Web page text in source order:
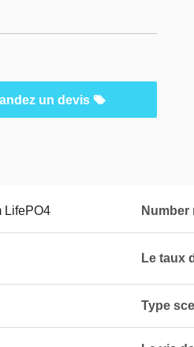
un devis
LifePO4 Number
Le taux
Type